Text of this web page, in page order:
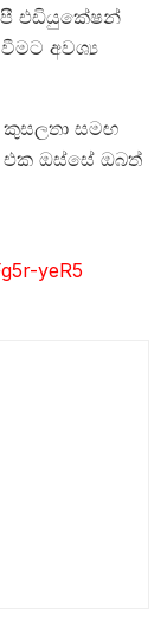
එඩියුකේෂන්
අවශ්‍ය
සමඟ
ඔස්සේ ඔබත්
yeR5